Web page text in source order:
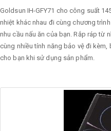
Goldsun IH-GFY71 cho công suất
nhiệt khác nhau đi cùng chương
nhu cầu nấu ăn của bạn. Rắp ráp từ
cùng nhiều tính năng bảo vệ đi
cho bạn khi sử dụng sản phẩm.